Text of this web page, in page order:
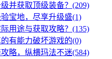
并获取顶级装备？(209)
宝地，尽享升级盛(1)
用途与获取攻略？(135)
有能力破坏游戏的(0)
略，纵横玛法不迷(584)